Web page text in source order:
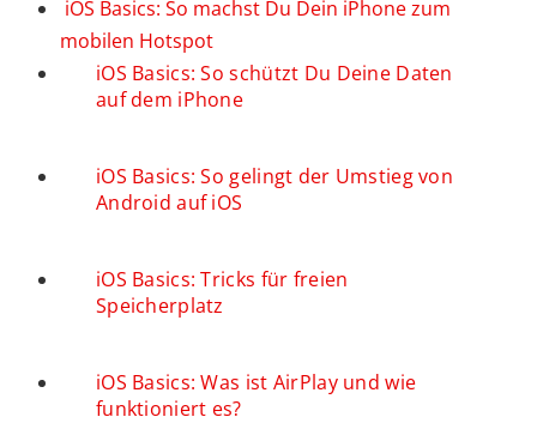
iOS Basics: So machst Du Dein iPhone zum
mobilen Hotspot
iOS Basics: So schützt Du Deine Daten
auf dem iPhone
iOS Basics: So gelingt der Umstieg von
Android auf iOS
iOS Basics: Tricks für freien
Speicherplatz
iOS Basics: Was ist AirPlay und wie
funktioniert es?